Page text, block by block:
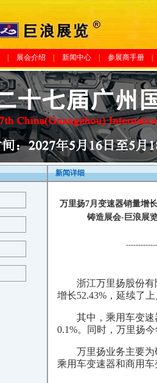
展会介绍 新闻中心 参展商手册|
新闻详细
万里扬7月变速器销量增
铸造展会-巨浪展
浙江万里扬股份
增长52.43%，延续了
其中，乘用车变速
0.1%。同时，万里扬
万里扬业务主要
乘用车变速器和商用车